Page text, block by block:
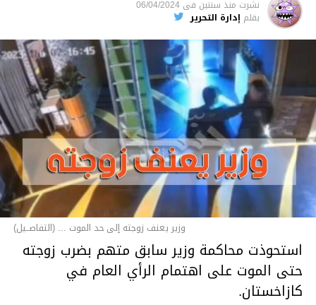
نشرت منذ سنتين فى 06/04/2024
بقلم إدارة التحرير
وزير يعنف زوجته إلى حد الموت ... (التفاصــيل)
استحوذت محاكمة وزير سابق متهم بضرب زوجته
حتى الموت على اهتمام الرأي العام في
كازاخستان.